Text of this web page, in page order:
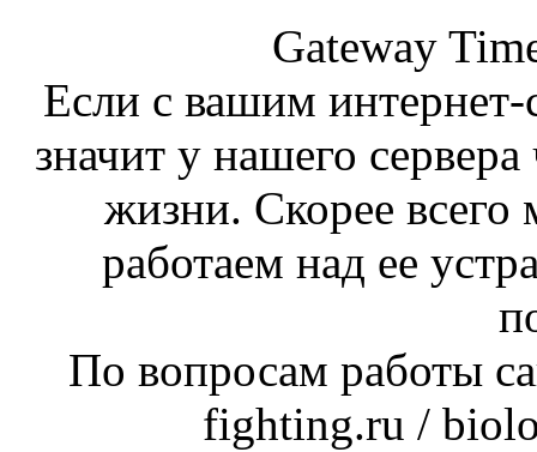
Gateway
Если с вашим интернет-
значит у нашего
жизни. Скорее
работаем над ее
По вопросам работы
fighting.ru /